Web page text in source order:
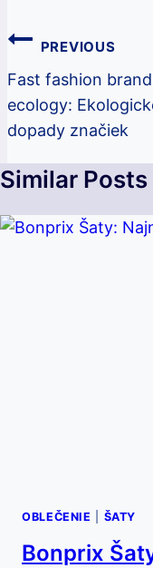
Navigácia
V
Článku
PREVIOUS
Fast fashion
ecology:
dopady značiek
Similar Posts
OBLEČENIE ŠATY
Bonprix